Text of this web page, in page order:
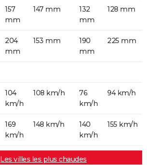
157
mm
147 mm
132
mm
128 mm
204
mm
153 mm
190
mm
225 mm
104
km/h
108 km/h
76
km/h
94 km/h
169
km/h
148 km/h
140
km/h
155 km/h
Les villes les plus chaudes